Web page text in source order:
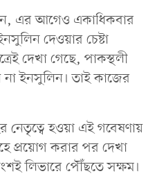
এর আগেও একাধিকবার
দেওয়ার চেষ্টা
দেখা গেছে, পাকস্থলী
ইনসুলিন। তাই কাজের
নেতৃত্বে হওয়া এই গবেষণায়
প্রয়োগ করার পর দেখা
লিভারে পৌঁছতে সক্ষম।